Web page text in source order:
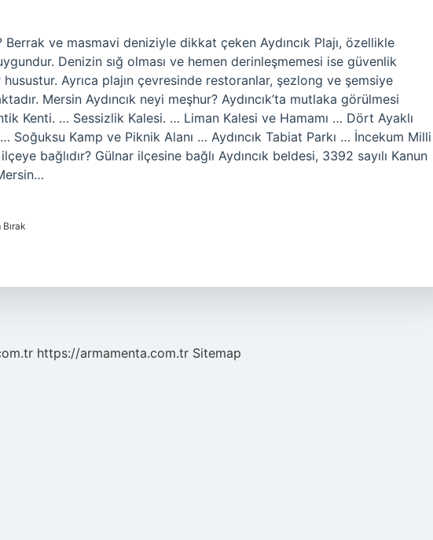
Berrak ve masmavi deniziyle dikkat çeken Aydıncık Plajı, özellikle
Denizin sığ olması ve hemen derinleşmemesi ise güvenlik
Ayrıca plajın çevresinde restoranlar, şezlong ve şemsiye
Mersin Aydıncık neyi meşhur? Aydıncık’ta mutlaka görülmesi
Kenti. … Sessizlik Kalesi. … Liman Kalesi ve Hamamı … Dört Ayaklı
Soğuksu Kamp ve Piknik Alanı … Aydıncık Tabiat Parkı … İncekum Milli
bağlıdır? Gülnar ilçesine bağlı Aydıncık beldesi, 3392 sayılı Kanun
https://armamenta.com.tr Sitemap